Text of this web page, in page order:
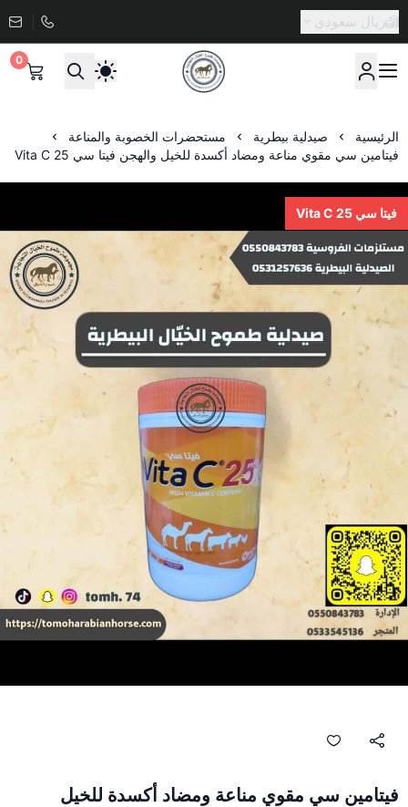
ريال سعودي
صيدلية طموح الخيال البيطرية
0
الرئيسية صيدلية بيطرية
مستحضرات الخصوبة والمناعة
فيتامين سي مقوي مناعة ومضاد أكسدة للخيل والهجن فيتا سي Vita C 25
فيتا سي 25 Vita C
فيتامين سي مقوي مناعة ومضاد أكسدة للخيل